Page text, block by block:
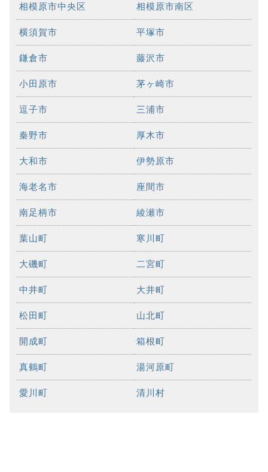
相模原市中央区 相模原市南区
横須賀市 平塚市
鎌倉市 藤沢市
小田原市 茅ヶ崎市
逗子市 三浦市
秦野市 厚木市
大和市 伊勢原市
海老名市 座間市
南足柄市 綾瀬市
葉山町 寒川町
大磯町 二宮町
中井町 大井町
松田町 山北町
開成町 箱根町
真鶴町 湯河原町
愛川町 清川村